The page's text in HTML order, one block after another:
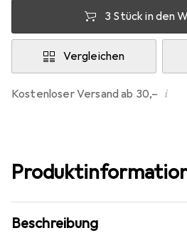
3 Stück in den
Vergleichen
Kostenloser Versand ab 30,– i
Beschreibung